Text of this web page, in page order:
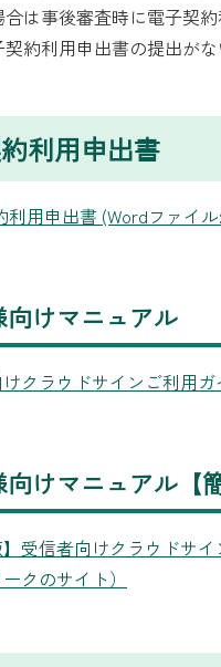
は事後審査時に電子契
契約利用申出書の提出が
利用申出書
利用申出書 (Wordファイル
向けマニュアル
クラウドサインご利用ガ
けマニュアル【
】受信者向けクラウドサ
クのサイト）